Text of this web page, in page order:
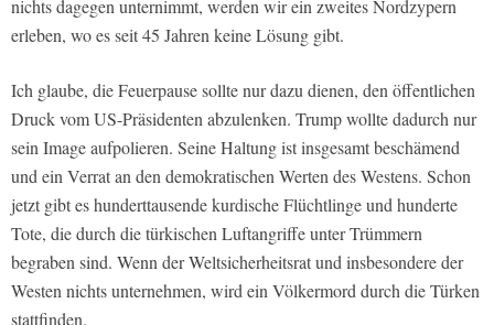
nichts dagegen unternimmt, werden wir ein zweites Nordzypern
erleben, wo es seit 45 Jahren keine Lösung gibt.
Ich glaube, die Feuerpause sollte nur dazu dienen, den öffentlichen
Druck vom US-Präsidenten abzulenken. Trump wollte dadurch nur
sein Image aufpolieren. Seine Haltung ist insgesamt beschämend
und ein Verrat an den demokratischen Werten des Westens. Schon
jetzt gibt es hunderttausende kurdische Flüchtlinge und hunderte
Tote, die durch die türkischen Luftangriffe unter Trümmern
begraben sind. Wenn der Weltsicherheitsrat und insbesondere der
Westen nichts unternehmen, wird ein Völkermord durch die Türken
stattfinden.